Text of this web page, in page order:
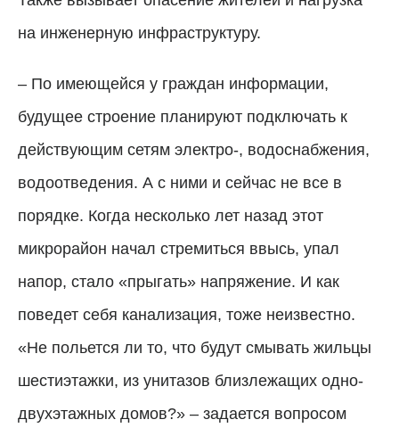
на инженерную инфраструктуру.
– По имеющейся у граждан информации,
будущее строение планируют подключать к
действующим сетям электро-, водоснабжения,
водоотведения. А с ними и сейчас не все в
порядке. Когда несколько лет назад этот
микрорайон начал стремиться ввысь, упал
напор, стало «прыгать» напряжение. И как
поведет себя канализация, тоже неизвестно.
«Не польется ли то, что будут смывать жильцы
шестиэтажки, из унитазов близлежащих одно-
двухэтажных домов?» – задается вопросом